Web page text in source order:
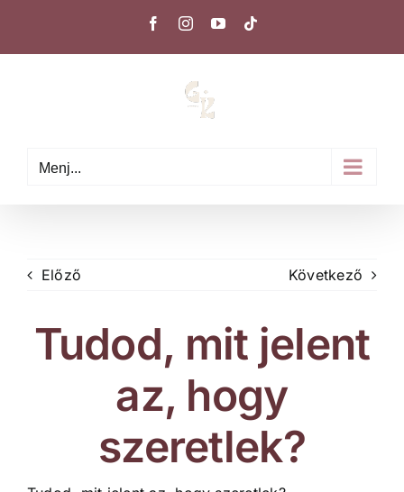
FacebookInstagramYouTube
Menj...
Előző Következő
Tudod, mit jelent
az, hogy
szeretlek?